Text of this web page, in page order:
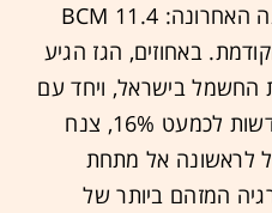
בשנה האחרונה: 11.4 BCM
בשנה הקודמת. באחוזים, הגז הגיע
ממקורות החשמל בישראל, ויחד עם
העלייה של האנרגיות המתחדשות לכמעט 16%, צנח
לראשונה אל מתחת
המזהם ביותר של